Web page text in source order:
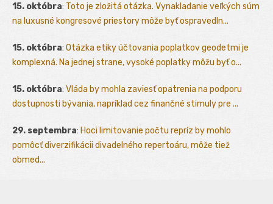
15. októbra: Toto je zložitá otázka. Vynakladanie veľkých súm
na luxusné kongresové priestory môže byť ospravedln...
15. októbra: Otázka etiky účtovania poplatkov geodetmi je
komplexná. Na jednej strane, vysoké poplatky môžu byť o...
15. októbra: Vláda by mohla zaviesť opatrenia na podporu
dostupnosti bývania, napríklad cez finančné stimuly pre ...
29. septembra: Hoci limitovanie počtu repríz by mohlo
pomôcť diverzifikácii divadelného repertoáru, môže tiež
obmed...